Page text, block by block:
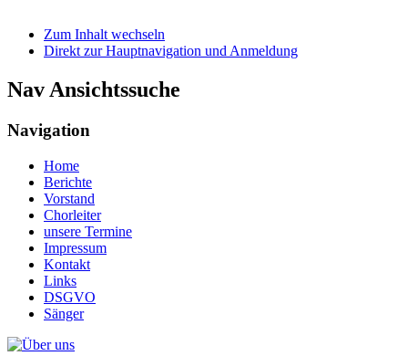
Zum Inhalt wechseln
Direkt zur Hauptnavigation und Anmeldung
Nav Ansichtssuche
Navigation
Home
Berichte
Vorstand
Chorleiter
unsere Termine
Impressum
Kontakt
Links
DSGVO
Sänger